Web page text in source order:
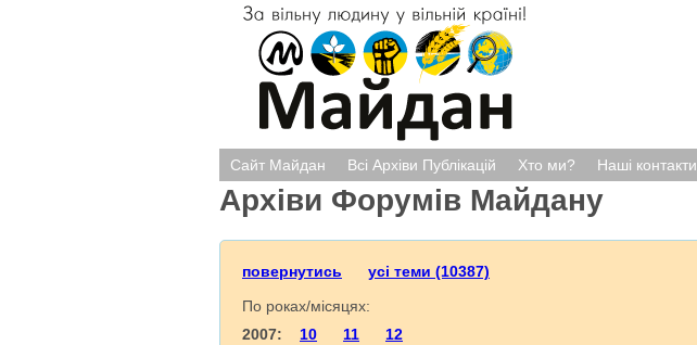
Сайт Майдан Всі Архіви Публікацій Хто ми? Наші контакти
Архіви Форумів Майдану
повернутись
усі теми (10387)
По роках/місяцях:
2007: 10 11
12